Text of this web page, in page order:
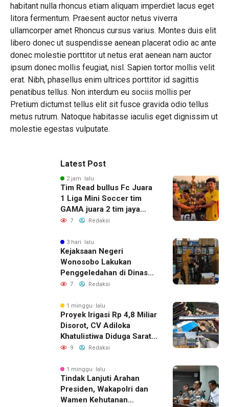
habitant nulla rhoncus etiam aliquam imperdiet lacus eget
litora fermentum. Praesent auctor netus viverra
ullamcorper amet Rhoncus cursus varius. Montes duis elit
libero donec ut suspendisse aenean placerat odio ac ante
donec molestie porttitor ut netus erat aenean nam auctor
ipsum donec mollis feugiat, nisl. Sapien tortor mollis velit
erat. Nibh, phasellus enim ultrices porttitor id sagittis
penatibus tellus. Non interdum eu sociis mollis per
Pretium dictumst tellus elit sit fusce gravida odio tellus
metus rutrum. Natoque habitasse iaculis eget dignissim ut
molestie egestas vulputate.
Latest Post
2 jam lalu
Tim Read bullus Fc Juara
1 Liga Mini Soccer tim
GAMA juara 2 tim jaya
sakti juara 3 ksatria muda
Meriahkan HUT RI ke-81
7 Redaksi
3 hari lalu
Kejaksaan Negeri
Wonosobo Lakukan
Penggeledahan di Dinas
Sosial untuk Dalami
Program PKH
7 Redaksi
1 minggu lalu
Proyek Irigasi Rp 4,8 Miliar
Disorot, CV Adiloka
Khatulistiwa Diduga Sarat
Korupsi
9 Redaksi
1 minggu lalu
Tindak Lanjuti Arahan
Presiden, Wakapolri dan
Wamen Kehutanan